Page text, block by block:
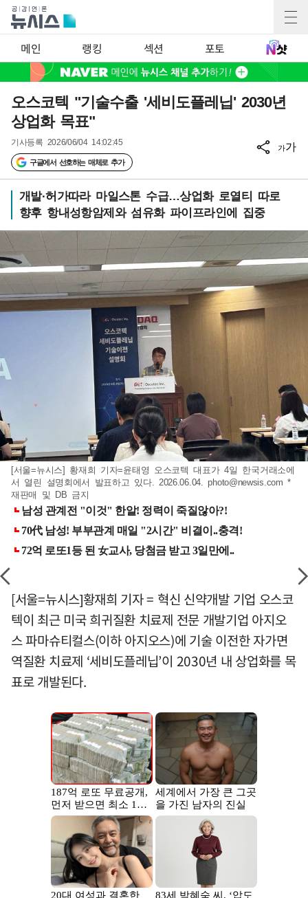
메인 랭킹 섹션 포토
오스코텍 "기술수출 '세비도플레닙' 2030년
상업화 목표"
기사등록 2026/06/04 14:02:45
구글에서 선호하는 매체로 추가
가가
개발·허가따라 마일스톤 수급…상업화 로열티 따로
향후 항내성항암제와 섬유화 파이프라인에 집중
[서울=뉴시스] 황재희 기자=윤태영 오스코텍 대표가 4일 한국거래소에
서 열린 설명회에서 발표하고 있다. 2026.06.04.photo@newsis.com *
재판매 및 DB 금지
[서울=뉴시스]황재희 기자 = 혁신 신약개발 기업 오스코
텍이 최근 미국 희귀질환 치료제 전문 개발기업 아지오
스 파마슈티컬스(이하 아지오스)에 기술 이전한 자가면
역질환 치료제 ‘세비도플레닙’이 2030년 내 상업화를 목
표로 개발된다.